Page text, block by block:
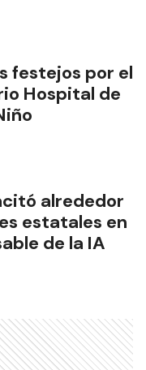
festejos por el
Hospital de
alrededor
estatales en
de la IA